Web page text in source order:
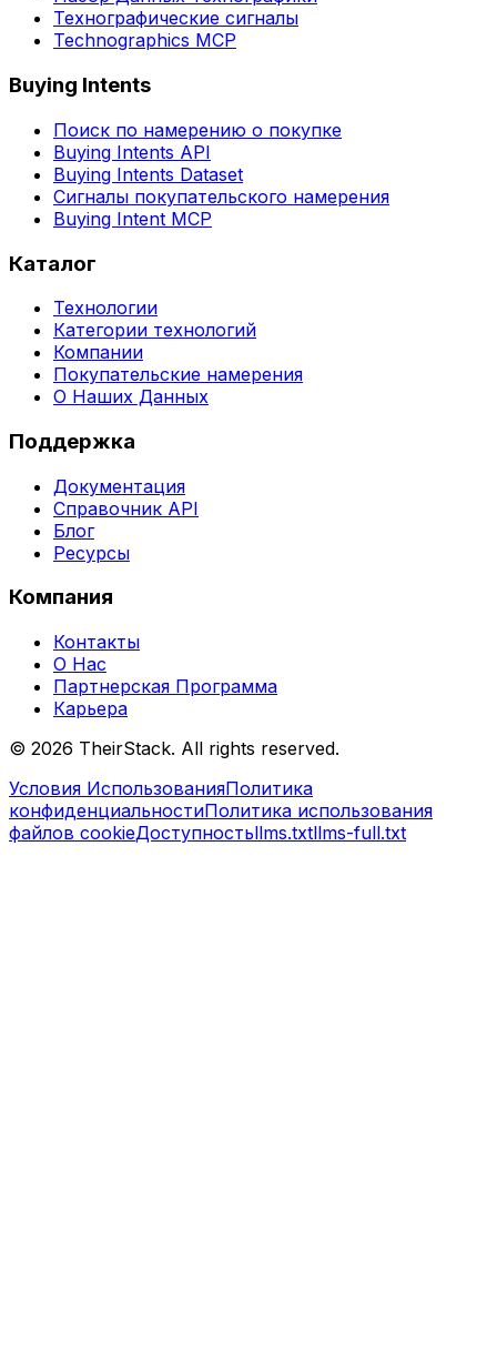
Технографические сигналы
Technographics MCP
Buying Intents
Поиск по намерению о покупке
Buying Intents API
Buying Intents Dataset
Сигналы покупательского намерения
Buying Intent MCP
Каталог
Технологии
Категории технологий
Компании
Покупательские намерения
О Наших Данных
Поддержка
Документация
Справочник API
Блог
Ресурсы
Компания
Контакты
О Нас
Партнерская Программа
Карьера
© 2026 TheirStack. All rights reserved.
Условия ИспользованияПолитика
конфиденциальностиПолитика использования
файлов cookieДоступностьllms.txtllms-full.txt